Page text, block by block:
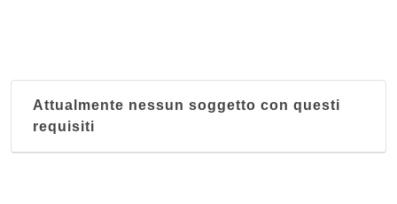
Attualmente nessun soggetto con questi
requisiti